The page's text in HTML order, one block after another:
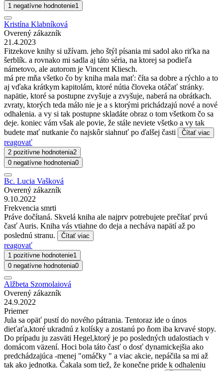
1 negatívne hodnotenie1
Kristína Klabníková
Overený zákazník
21.4.2023
Fitzekove knihy si užívam. jeho štýl písania mi sadol ako riťka na
šerblík. a rovnako mi sadla aj táto séria, na ktorej sa podieľa
námetovo, ale autorom je Vincent Kliesch.
má pre mňa všetko čo by kniha mala mať: číta sa dobre a rýchlo a to
aj vďaka krátkym kapitolám, ktoré nútia človeka otáčať stránky.
napätie, ktoré sa postupne zvyšuje a zvyšuje, naberá na obrátkach.
zvraty, ktorých teda málo nie je a s ktorými prichádzajú nové a nové
odhalenia. a vy si tak postupne skladáte obraz o tom všetkom čo sa
deje. koniec vám však ale povie, že stále neviete všetko a vy tak
budete mať nutkanie čo najskôr siahnuť po ďalšej časti
Čítať viac
reagovať
2 pozitívne hodnotenia2
0 negatívne hodnotenia0
Bc. Lucia Vašková
Overený zákazník
9.10.2022
Frekvencia smrti
Práve dočítaná. Skvelá kniha ale najprv potrebujete prečítať prvú
časť Auris. Kniha vás vtiahne do deja a necháva napätí až po
poslednú stranu.
Čítať viac
reagovať
1 pozitívne hodnotenie1
0 negatívne hodnotenia0
Alžbeta Szomolaiová
Overený zákazník
24.9.2022
Priemer
Jula sa opäť pustí do nového pátrania. Tentoraz ide o únos
dieťaťa,ktoré ukradnú z kolísky a zostanú po ňom iba krvavé stopy.
Do prípadu ju zasväti Hegel,ktorý je po posledných udalostiach v
domácom väzení. Hoci bola táto časť o dosť dynamickejšia ako
predchádzajúca -menej "omáčky " a viac akcie, nepáčila sa mi až
tak ako jednotka. Čakala som tiež, že konečne pride k odhaleniu